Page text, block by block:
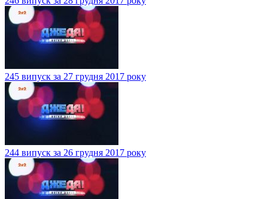
245 випуск за 27 грудня 2017 року
244 випуск за 26 грудня 2017 року